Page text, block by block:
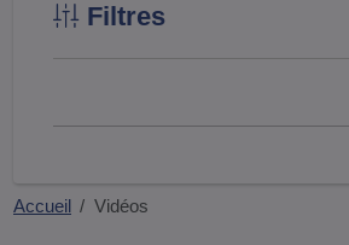
Filtres
Accueil Vidéos